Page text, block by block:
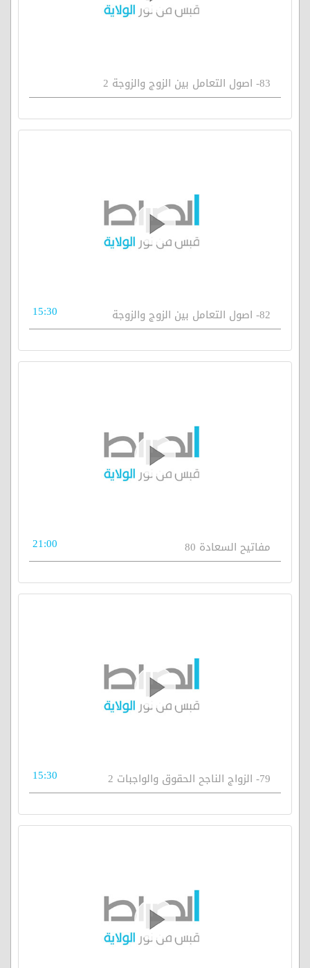
83- اصول التعامل بين الزوج والزوجة 2
82- اصول التعامل بين الزوج والزوجة 15:30
مفاتيح السعادة 80 21:00
79- الزواج الناجح الحقوق والواجبات 2 15:30